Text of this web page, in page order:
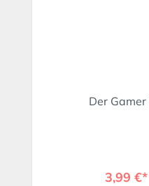
Der
3,99 €*